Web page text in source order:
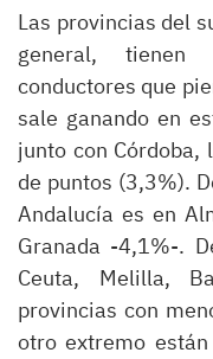
Las provincias del
general,
conductores que
sale ganando en
junto con Córdoba,
de puntos (3,3%).
Andalucía es en
Granada -4,1%-.
Ceuta, Melilla,
provincias con
otro extremo